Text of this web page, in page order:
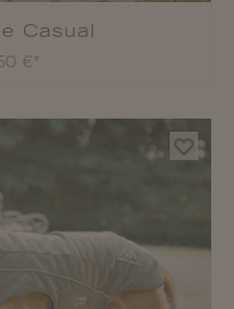
Casual
€*